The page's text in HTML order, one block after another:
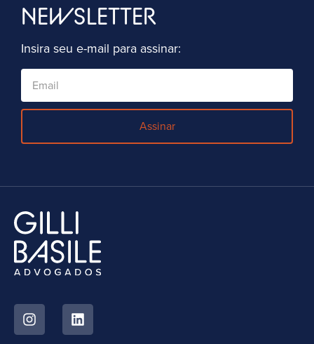
NEWSLETTER
Insira seu e-mail para assinar:
Assinar